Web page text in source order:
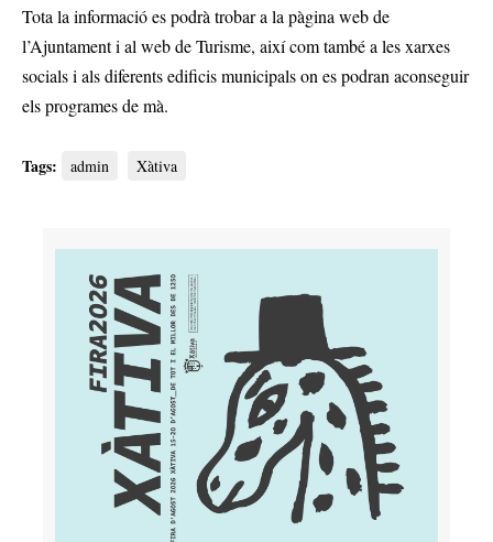
Tota la informació es podrà trobar a la pàgina web de
l’Ajuntament i al web de Turisme, així com també a les xarxes
socials i als diferents edificis municipals on es podran aconseguir
els programes de mà.
Tags: admin Xàtiva